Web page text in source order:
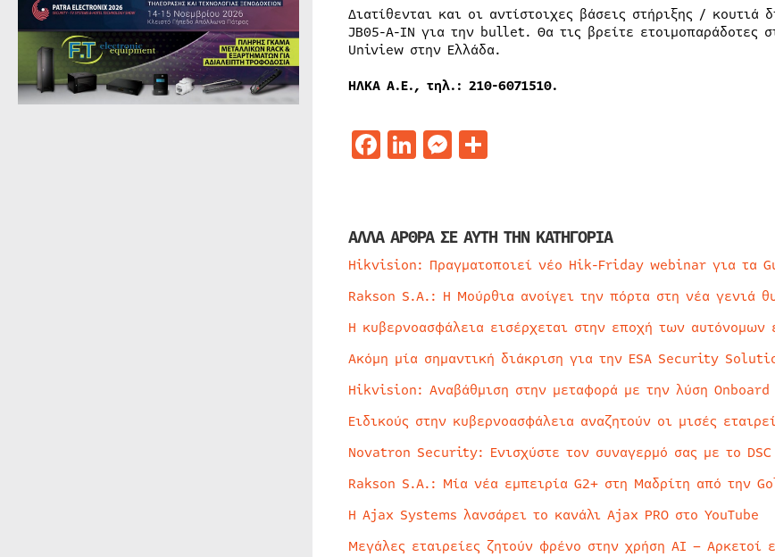
Διατίθενται και οι αντίστοιχες βάσεις στήριξης /
JB05-A-IN για την bullet. Θα τις βρείτε ετοιμοπαράδοτες
Uniview στην Ελλάδα.
ΗΛΚΑ Α.Ε., τηλ.: 210-6071510.
Facebook
LinkedIn
Messenger
Μοιραστείτε
ΑΛΛΑ ΑΡΘΡΑ ΣΕ ΑΥΤΗ ΤΗΝ ΚΑΤΗΓΟΡΙΑ
Hikvision: Πραγματοποιεί νέο Hik-Friday webinar για τα
Rakson S.A.: Η Μούρθια ανοίγει την πόρτα στη νέα γενιά
Η κυβερνοασφάλεια εισέρχεται στην εποχή των αυτόνομων
Ακόμη μία σημαντική διάκριση για την ESA Security
Hikvision: Αναβάθμιση στην μεταφορά με την λύση
Ειδικούς στην κυβερνοασφάλεια αναζητούν οι μισές
Novatron Security: Ενισχύστε τον συναγερμό σας με το DSC
Rakson S.A.: Μία νέα εμπειρία G2+ στη Μαδρίτη από την
Η Ajax Systems λανσάρει το κανάλι Ajax PRO στο YouTube
Μεγάλες εταιρείες ζητούν φρένο στην χρήση AI – Αρκετοί